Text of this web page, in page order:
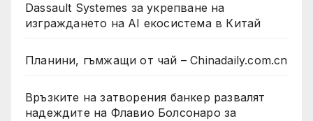
Dassault Systemes за укрепване на
изграждането на AI екосистема в Китай
Планини, гъмжащи от чай – Chinadaily.com.cn
Връзките на затворения банкер развалят
надеждите на Флавио Болсонаро за